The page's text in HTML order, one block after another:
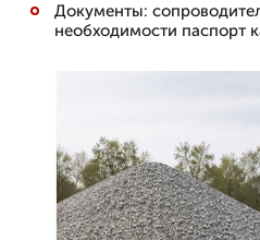
Документы:
необходимости паспорт